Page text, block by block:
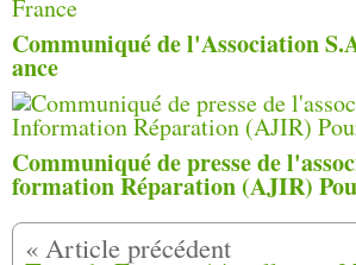
Communiqué de l'Association
ance
Communiqué de presse de
formation Réparation (AJIR)